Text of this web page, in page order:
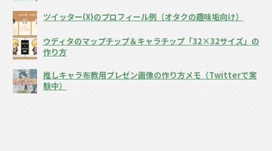
ツイッター(X)のプロフィール例（オタクの趣味垢向け）
ウディタのマップチップ＆キャラチップ「32×32サイズ」の
作り方
推しキャラ布教用プレゼン画像の作り方メモ（Twitterで実
験中）